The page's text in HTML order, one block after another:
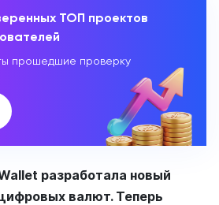
ТОП проектов
прошедшие проверку
разработала новый
валют. Теперь